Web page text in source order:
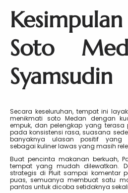
Soto
Syamsudin
Secara keseluruhan, tempat ini
menikmati soto Medan dengan
empuk, dan pelengkap yang
pada konsistensi rasa, suasana
banyaknya ulasan positif yang
sebagai kuliner lawas yang masih
Buat pencinta makanan berkuah,
tempat yang mudah dilewatkan.
strategis di Pluit sampai komentar
puas, semuanya membuat satu
pantas untuk dicoba setidaknya